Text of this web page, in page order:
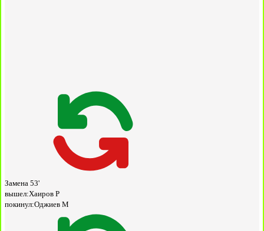
Замена 53'
вышел:Хаиров Р
покинул:Оджиев М